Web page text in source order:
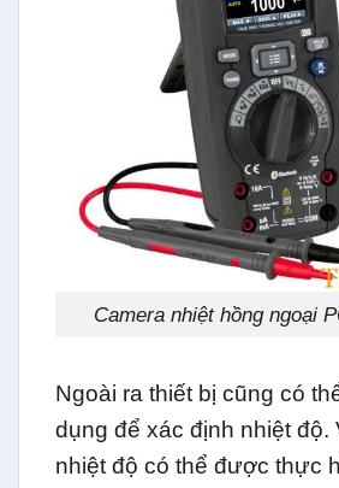
Camera nhiệt hồng ngoại
Ngoài ra thiết bị cũng có
dụng để xác định nhiệt độ.
nhiệt độ có thể được thực